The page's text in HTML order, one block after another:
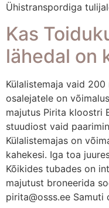
Ühistranspordiga
Kas
lähedal on
Külalistemaja vaid
osalejatele on
majutus Pirita kloostri
stuudiost vaid
Külalistemajas on
kahekesi. Iga toa
Kõikides tubades on
majutust broneerida
pirita@osss.ee